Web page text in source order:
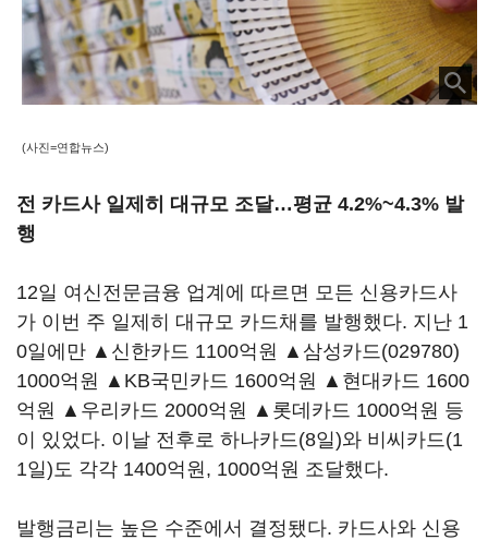
(사진=연합뉴스)
전 카드사 일제히 대규모 조달…평균 4.2%~4.3% 발
행
12일 여신전문금융 업계에 따르면 모든 신용카드사
가 이번 주 일제히 대규모 카드채를 발행했다. 지난 1
0일에만 ▲신한카드 1100억원 ▲ 삼성카드(029780)
1000억원 ▲KB국민카드 1600억원 ▲현대카드 1600
억원 ▲우리카드 2000억원 ▲롯데카드 1000억원 등
이 있었다. 이날 전후로 하나카드(8일)와 비씨카드(1
1일)도 각각 1400억원, 1000억원 조달했다.
발행금리는 높은 수준에서 결정됐다. 카드사와 신용